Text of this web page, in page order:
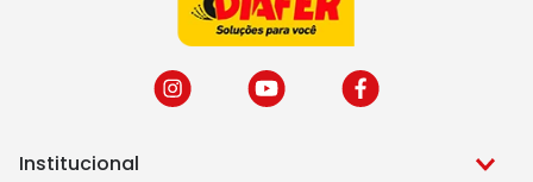
Institucional